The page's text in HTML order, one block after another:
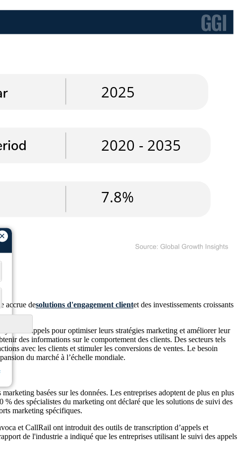
×
accrue desolutions d'engagement clientet des investissements croissants
des appels pour optimiser leurs stratégies marketing et améliorer leur
des informations sur le comportement des clients. Des secteurs tels
avec les clients et stimuler les conversions de ventes. Le besoin
du marché à l’échelle mondiale.
basées sur les données. Les entreprises adoptent de plus en plus
des spécialistes du marketing ont déclaré que les solutions de suivi des
marketing spécifiques.
et CallRail ont introduit des outils de transcription d’appels et
de l'industrie a indiqué que les entreprises utilisant le suivi des appels